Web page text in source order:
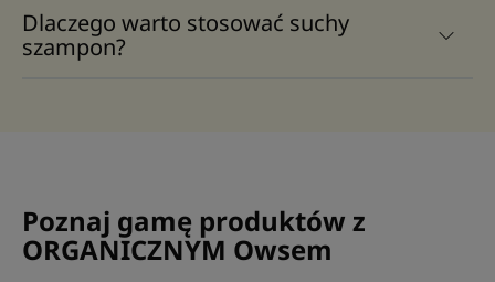
Dlaczego warto stosować suchy
szampon?
Poznaj gamę produktów z
ORGANICZNYM Owsem